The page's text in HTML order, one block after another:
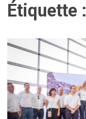
Étiquette :